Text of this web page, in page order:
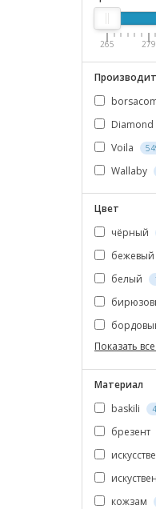
265 279
Diamond
Voila
Wallaby
Цвет
чёрный
бежевый
белый
Показать все
Материал
baskili
4
брезент
кожзам